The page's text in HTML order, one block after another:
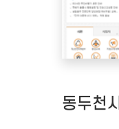
동두천